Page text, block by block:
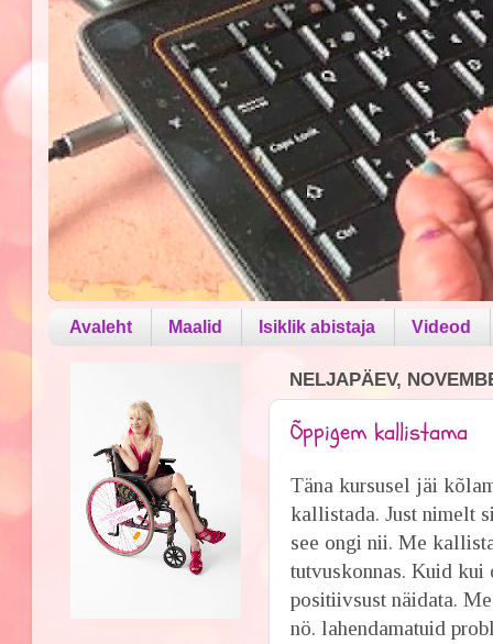
Avaleht Maalid Isiklik abistaja Videod
NELJAPÄEV,
Õppigem kallistama
Täna kursusel jäi
kallistada. Just nimelt
see ongi nii. Me
tutvuskonnas. Kuid kui
positiivsust näidata.
nö. lahendamatuid